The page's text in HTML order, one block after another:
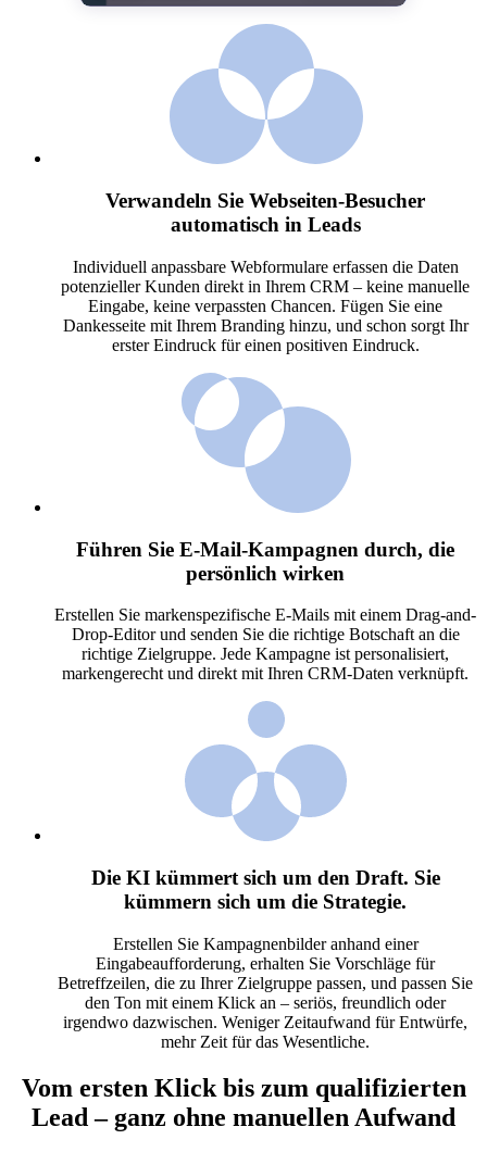
Verwandeln Sie Webseiten-Besucher
automatisch in Leads
Individuell anpassbare Webformulare erfassen die Daten
potenzieller Kunden direkt in Ihrem CRM – keine manuelle
Eingabe, keine verpassten Chancen. Fügen Sie eine
Dankesseite mit Ihrem Branding hinzu, und schon sorgt Ihr
erster Eindruck für einen positiven Eindruck.
Führen Sie E-Mail-Kampagnen durch, die
persönlich wirken
Erstellen Sie markenspezifische E-Mails mit einem Drag-and-
Drop-Editor und senden Sie die richtige Botschaft an die
richtige Zielgruppe. Jede Kampagne ist personalisiert,
markengerecht und direkt mit Ihren CRM-Daten verknüpft.
Die KI kümmert sich um den Draft. Sie
kümmern sich um die Strategie.
Erstellen Sie Kampagnenbilder anhand einer
Eingabeaufforderung, erhalten Sie Vorschläge für
Betreffzeilen, die zu Ihrer Zielgruppe passen, und passen Sie
den Ton mit einem Klick an – seriös, freundlich oder
irgendwo dazwischen. Weniger Zeitaufwand für Entwürfe,
mehr Zeit für das Wesentliche.
Vom ersten Klick bis zum qualifizierten
Lead – ganz ohne manuellen Aufwand